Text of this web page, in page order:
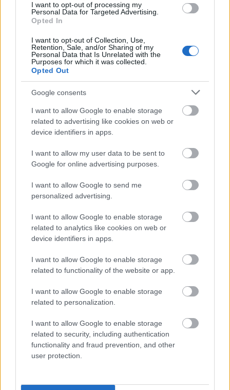
I want to opt-out of processing my
Personal Data for Targeted Advertising.
Opted In
I want to opt-out of Collection, Use,
Retention, Sale, and/or Sharing of my
Personal Data that Is Unrelated with the
Purposes for which it was collected.
Opted Out
Google consents
I want to allow Google to enable storage
related to advertising like cookies on web or
device identifiers in apps.
I want to allow my user data to be sent to
Google for online advertising purposes.
I want to allow Google to send me
personalized advertising.
I want to allow Google to enable storage
related to analytics like cookies on web or
device identifiers in apps.
I want to allow Google to enable storage
related to functionality of the website or app.
I want to allow Google to enable storage
related to personalization.
I want to allow Google to enable storage
related to security, including authentication
functionality and fraud prevention, and other
user protection.
Τι σημαίνει για τους δανειολήπτες
Θετικά:
Περιορισμός υπερβολικών χρεώσεων
Μεγαλύτερη διαφάνεια
Προστασία από «φουσκωμένα» δάνεια
Αρνητικά:
Πιθανή δυσκολία έγκρισης δανείων
Μείωση επιλογών χρηματοδότησης
Το νέο νομοσχέδιο ενισχύει την προστασία των
καταναλωτών, αλλά ταυτόχρονα αναδιαμορφώνει
την αγορά δανεισμού. Ενώ περιορίζει την
υπερχρέωση, δημιουργεί ένα πιο αυστηρό
περιβάλλον που ενδέχεται να δυσκολέψει την
πρόσβαση σε χρηματοδότηση για ορισμένες
κατηγορίες πολιτών.